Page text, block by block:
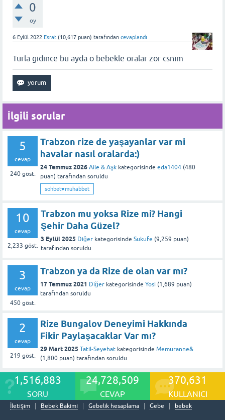
0
oy
6 Eylül 2022 Esrat (10,617 puan) tarafından cevaplandı
Turla gidince bu ayda o bebekle oralar zor csnım
İlgili sorular
5
cevap
240göst.
Trabzon rize de yaşayanlar var mi
havalar nasıl oralarda:)
24 Temmuz 2026 Aile & Aşk kategorisinde eda1404 (480
puan) tarafından soruldu
sohbet♥️muhabbet
10
cevap
2,233 göst.
Trabzon mu yoksa Rize mi? Hangi
Şehir Daha Güzel?
3 Eylül 2025 Diğer kategorisinde Sukufe (9,259 puan)
tarafından soruldu
3
cevap
450göst.
Trabzon ya da Rize de olan var mı?
17 Temmuz 2021 Diğer kategorisinde Yosi (1,689 puan)
tarafından soruldu
2
cevap
219 göst.
Rize Bungalov Deneyimi Hakkında
Fikir Paylaşacaklar Var mı?
29 Mart 2025 Tatil-Seyehat kategorisinde Memuranne&
(1,800 puan) tarafından soruldu
1,516,883
SORU
24,728,509
CEVAP
370,631
KULLANICI
İletişim Bebek Bakımı Gebelik hesaplama Gebe bebek